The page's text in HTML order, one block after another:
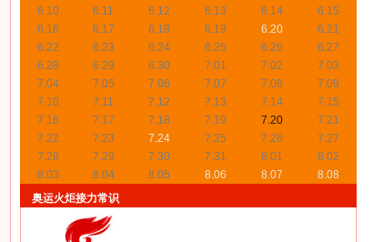
6.10
6.11 6.12 6.13 6.14
6.15
6.16
6.17 6.18 6.19 6.20
6.21
6.22
6.23 6.24 6.25 6.26
6.27
6.28
6.29 6.30 7.01 7.02
7.03
7.04
7.05 7.06 7.07 7.08
7.09
7.10
7.11 7.12 7.13 7.14
7.15
7.16
7.17 7.18 7.19 7.20
7.21
7.22
7.23 7.24 7.25 7.26
7.27
7.28
7.29 7.30 7.31 8.01
8.02
8.03
8.04 8.05 8.06 8.07
8.08
奥运火炬接力常识